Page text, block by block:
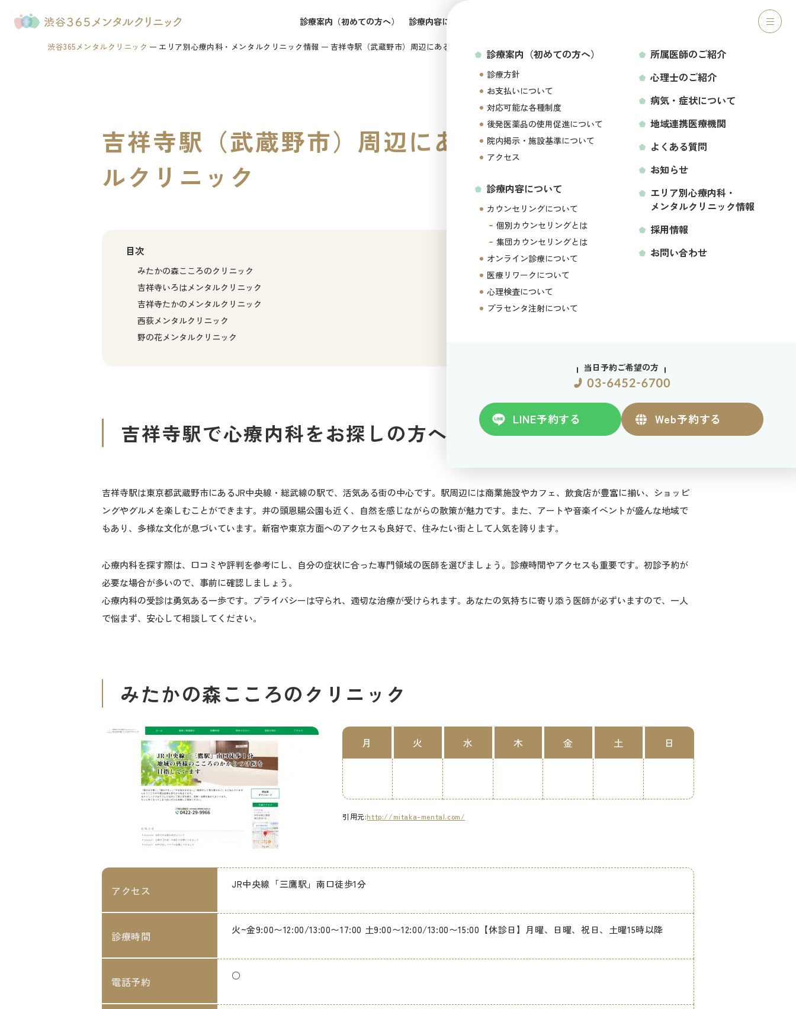
診療案内（初めての方へ） 診療内容について
診療案内（初めての方へ）
診療方針
お支払いについて
対応可能な各種制度
後発医薬品の使用促進について
院内掲示・施設基準について
アクセス
診療内容について
カウンセリングについて
個別カウンセリングとは
集団カウンセリングとは
オンライン診療について
医療リワークについて
心理検査について
プラセンタ注射について
所属医師のご紹介
心理士のご紹介
病気・症状について
地域連携医療機関
よくある質問
お知らせ
エリア別心療内科・
メンタルクリニック情報
採用情報
お問い合わせ
当日予約ご希望の方
LINE予約する Web予約する
渋谷365メンタルクリニック エリア別心療内科・メンタルクリニック情報 吉祥寺駅（武蔵野市）周辺にある心療内科・メンタルクリニック
吉祥寺駅（武蔵野市）周辺にある心療内科・メンタ
ルクリニック
目次
みたかの森こころのクリニック
吉祥寺いろはメンタルクリニック
吉祥寺たかのメンタルクリニック
西荻メンタルクリニック
野の花メンタルクリニック
吉祥寺駅で心療内科をお探しの方へ
吉祥寺駅は東京都武蔵野市にあるJR中央線・総武線の駅で、活気ある街の中心です。駅周辺には商業施設やカフェ、飲食店が豊富に揃い、ショッピ
ングやグルメを楽しむことができます。井の頭恩賜公園も近く、自然を感じながらの散策が魅力です。また、アートや音楽イベントが盛んな地域で
もあり、多様な文化が息づいています。新宿や東京方面へのアクセスも良好で、住みたい街として人気を誇ります。
心療内科を探す際は、口コミや評判を参考にし、自分の症状に合った専門領域の医師を選びましょう。診療時間やアクセスも重要です。初診予約が
必要な場合が多いので、事前に確認しましょう。
心療内科の受診は勇気ある一歩です。プライバシーは守られ、適切な治療が受けられます。あなたの気持ちに寄り添う医師が必ずいますので、一人
で悩まず、安心して相談してください。
みたかの森こころのクリニック
月 火 水 木 金 土 日
引用元:http://mitaka-mental.com/
アクセス JR中央線「三鷹駅」南口徒歩1分
診療時間 火~金9:00〜12:00/13:00〜17:00 土9:00〜12:00/13:00〜15:00【休診日】月曜、日曜、祝日、土曜15時以降
電話予約 ○